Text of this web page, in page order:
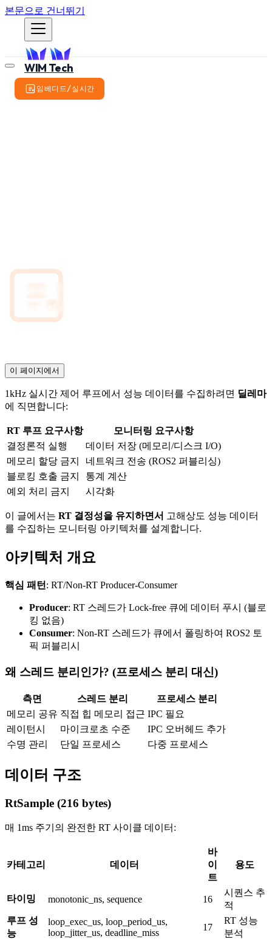
본문으로 건너뛰기
WIM Tech
임베디드/실시간
ethercat
이 페이지에서
1kHz 실시간 제어 루프에서 성능 데이터를 수집하려면 딜레마
에 직면합니다:
RT 루프 요구사항
모니터링 요구사항
결정론적 실행
데이터 저장 (메모리/디스크 I/O)
메모리 할당 금지
네트워크 전송 (ROS2 퍼블리싱)
블로킹 호출 금지
통계 계산
예외 처리 금지
시각화
이 글에서는 RT 결정성을 유지하면서 고해상도 성능 데이터
를 수집하는 모니터링 아키텍처를 설계합니다.
아키텍처 개요
핵심 패턴 : RT/Non-RT Producer-Consumer
Producer: RT 스레드가 Lock-free 큐에 데이터 푸시 (블로
킹 없음)
Consumer: Non-RT 스레드가 큐에서 폴링하여 ROS2 토
픽 퍼블리시
왜 스레드 분리인가? (프로세스 분리 대신)
측면 스레드 분리
프로세스 분리
메모리 공유 직접 힙 메모리 접근 IPC 필요
레이턴시
마이크로초 수준
IPC 오버헤드 추가
수명 관리
단일 프로세스 다중 프로세스
데이터 구조
RtSample (216 bytes)
매 1ms 주기의 완전한 RT 사이클 데이터:
카테고리 데이터
바
이
트
용도
타이밍 monotonic_ns, sequence 16
시퀀스 추
적
루프 성
능
loop_exec_us, loop_period_us,
loop_jitter_us, deadline_miss
17
RT 성능
분석